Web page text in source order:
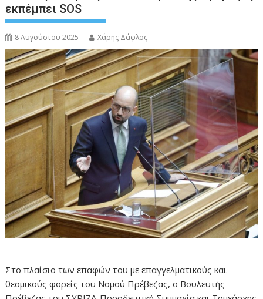
εκπέμπει SOS
8 Αυγούστου 2025 Χάρης Δάφλος
Στο πλαίσιο των επαφών του με επαγγελματικούς και
θεσμικούς φορείς του Νομού Πρέβεζας, ο Βουλευτής